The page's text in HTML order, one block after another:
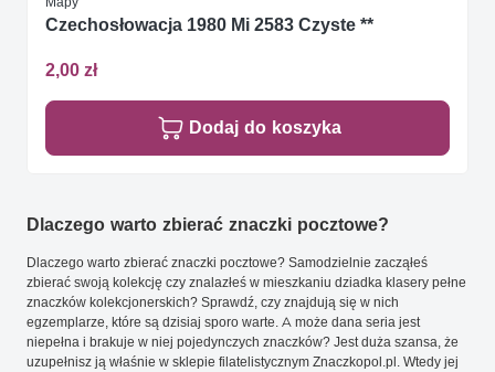
Czechosłowacja 1980 Mi 2583 Czyste **
2,00 zł
Dodaj do koszyka
Dlaczego warto zbierać znaczki pocztowe?
Dlaczego warto zbierać znaczki pocztowe? Samodzielnie zacząłeś
zbierać swoją kolekcję czy znalazłeś w mieszkaniu dziadka klasery pełne
znaczków kolekcjonerskich? Sprawdź, czy znajdują się w nich
egzemplarze, które są dzisiaj sporo warte. A może dana seria jest
niepełna i brakuje w niej pojedynczych znaczków? Jest duża szansa, że
uzupełnisz ją właśnie w sklepie filatelistycznym Znaczkopol.pl. Wtedy jej